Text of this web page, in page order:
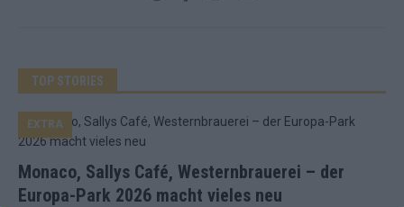
TOP STORIES
Monaco, Sallys Café, Westernbrauerei – der
Europa-Park 2026 macht vieles neu
EXTRA